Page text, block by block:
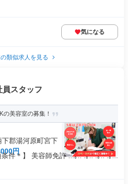
気になる
類似求人を見る
スタッフ
の美容室の募集！
郡湯河原町宮下
円
件＊】 美容師免許 ::.｡.: .｡.: .｡.: .｡...